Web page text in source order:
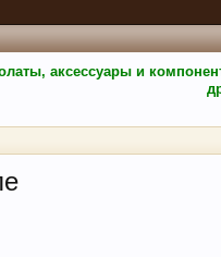
аксессуары и